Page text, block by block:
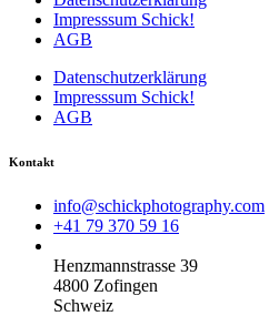
Impresssum Schick!
AGB
Datenschutzerklärung
Impresssum Schick!
AGB
Kontakt
info@schickphotography.com
+41 79 370 59 16
Henzmannstrasse 39
4800 Zofingen
Schweiz